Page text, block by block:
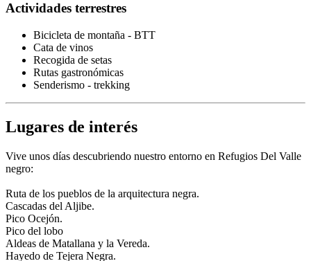
Actividades terrestres
Bicicleta de montaña - BTT
Cata de vinos
Recogida de setas
Rutas gastronómicas
Senderismo - trekking
Lugares de interés
Vive unos días descubriendo nuestro entorno en Refugios Del Valle
negro:
Ruta de los pueblos de la arquitectura negra.
Cascadas del Aljibe.
Pico Ocejón.
Pico del lobo
Aldeas de Matallana y la Vereda.
Hayedo de Tejera Negra.